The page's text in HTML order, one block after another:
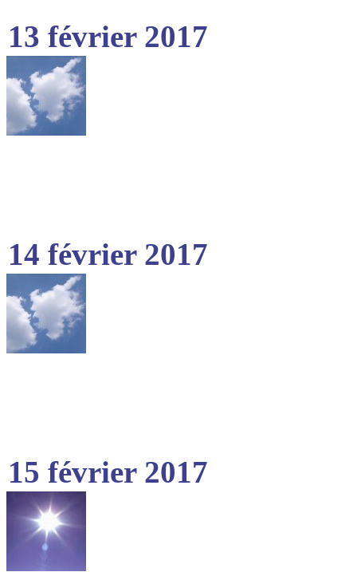
13 février 2017
14 février 2017
15 février 2017